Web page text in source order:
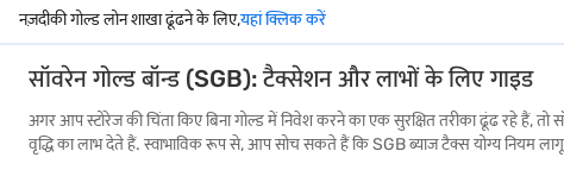
नज़दीकी गोल्ड लोन शाखा ढूंढने के लिए,यहां क्लिक करें
सॉवरेन गोल्ड बॉन्ड (SGB): टैक्सेशन और लाभों के लिए गाइड
अगर आप स्टोरेज की चिंता किए बिना गोल्ड में निवेश करने का एक सुरक्षित तरीका ढूंढ रहे हैं,
वृद्धि का लाभ देते हैं. स्वाभाविक रूप से, आप सोच सकते हैं कि SGB ब्याज टैक्स योग्य नियम